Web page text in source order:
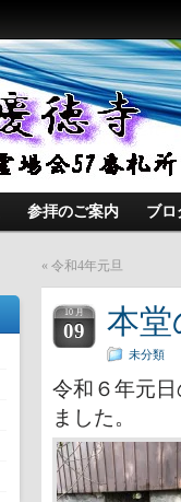
参拝のご案内 ブロ
« 令和4年元旦
10 月
09 本
未分類
令和６年元
ました。